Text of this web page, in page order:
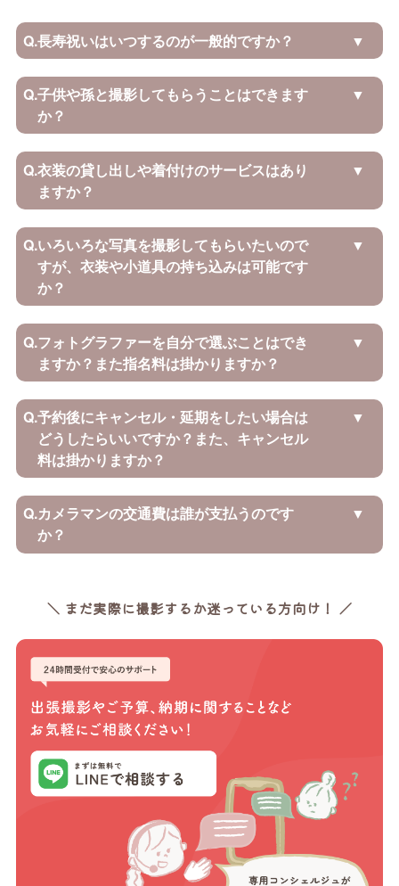
Q.長寿祝いはいつするのが一般的ですか？
Q.子供や孫と撮影してもらうことはできます
か？
Q.衣装の貸し出しや着付けのサービスはあり
ますか？
Q.いろいろな写真を撮影してもらいたいので
すが、衣装や小道具の持ち込みは可能です
か？
Q.フォトグラファーを自分で選ぶことはでき
ますか？また指名料は掛かりますか？
Q.予約後にキャンセル・延期をしたい場合は
どうしたらいいですか？また、キャンセル
料は掛かりますか？
Q.カメラマンの交通費は誰が支払うのです
か？
＼ まだ実際に撮影するか迷っている方向け！ ／